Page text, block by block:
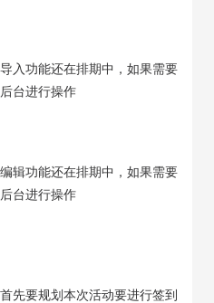
入功能还在排期中，如果需要
台进行操作
辑功能还在排期中，如果需要
台进行操作
先要规划本次活动要进行签到